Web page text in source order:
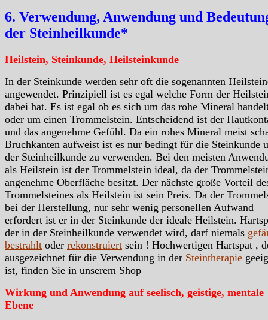
6. Verwendung, Anwendung und
der Steinheilkunde*
Heilstein, Steinkunde, Heilsteinkunde
In der Steinkunde werden sehr oft die sogenannten
angewendet. Prinzipiell ist es egal welche Form der
dabei hat. Es ist egal ob es sich um das rohe Mineral
oder um einen Trommelstein. Entscheidend ist der
und das angenehme Gefühl. Da ein rohes Mineral meist
Bruchkanten aufweist ist es nur bedingt für die Steinkunde
der Steinheilkunde zu verwenden. Bei den meisten
als Heilstein ist der Trommelstein ideal, da der
angenehme Oberfläche besitzt. Der nächste große Vorteil
Trommelsteines als Heilstein ist sein Preis. Da der
bei der Herstellung, nur sehr wenig personellen Aufwand
erfordert ist er in der Steinkunde der ideale Heilstein.
der in der Steinheilkunde verwendet wird, darf niemals
bestrahlt oder rekonstruiert sein ! Hochwertigen Hartspat ,
ausgezeichnet für die Verwendung in der Steintherapie
ist, finden Sie in unserem Shop
Wirkung und Anwendung auf seelisch, geistige, mentale
Ebene